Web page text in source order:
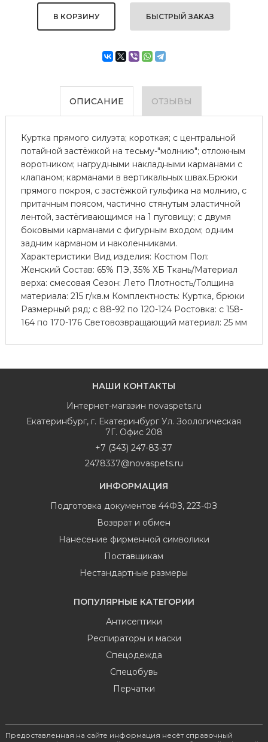
БЫСТРЫЙ ЗАКАЗ
ОПИСАНИЕ ОТЗЫВЫ
Куртка прямого силуэта; короткая; с центральной
потайной застёжкой на тесьму-"молнию"; отложным
воротником; нагрудными накладными карманами с
клапаном; карманами в вертикальных швах.Брюки
прямого покроя, с застёжкой гульфика на молнию, с
притачным поясом, частично стянутым эластичной
лентой, застёгивающимся на 1 пуговицу; с двумя
боковыми карманами с фигурным входом; одним
задним карманом и наколенниками.
Характеристики Вид изделия: Костюм Пол:
Женский Состав: 65% ПЭ, 35% ХБ Ткань/Материал
верха: смесовая Сезон: Лето Плотность/Толщина
материала: 215 г/кв.м Комплектность: Куртка, брюки
Размерный ряд: с 88-92 по 120-124 Ростовка: с 158-
164 по 170-176 Световозвращающий материал: 25 мм
НАШИ КОНТАКТЫ
Интернет-магазин novaspets.ru
Екатеринбург, г. Екатеринбург Ул. Зоологическая
7Г. Офис 208
+7 (343) 247-83-37
2478337@novaspets.ru
ИНФОРМАЦИЯ
Подготовка документов 44ФЗ, 223-ФЗ
Возврат и обмен
Нанесение фирменной символики
Поставщикам
Нестандартные размеры
ПОПУЛЯРНЫЕ КАТЕГОРИИ
Антисептики
Респираторы и маски
Спецодежда
Спецобувь
Перчатки
Предоставленная на сайте информация несёт справочный